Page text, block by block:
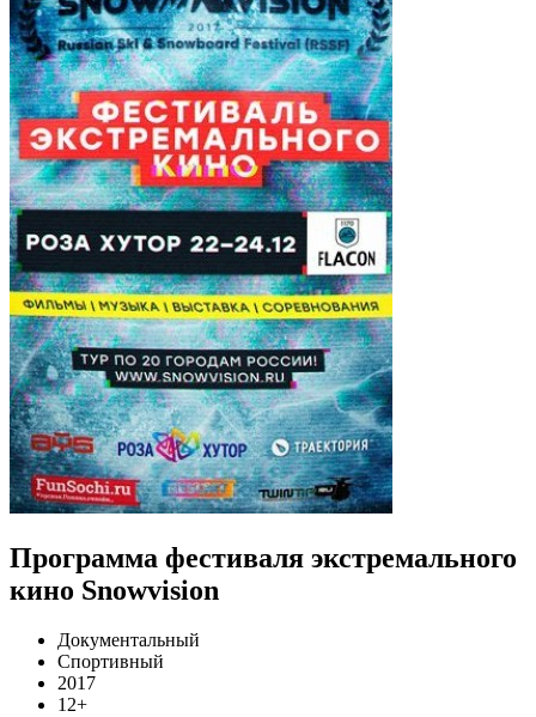
Программа фестиваля экстремального
кино Snowvision
Документальный
Спортивный
2017
12+